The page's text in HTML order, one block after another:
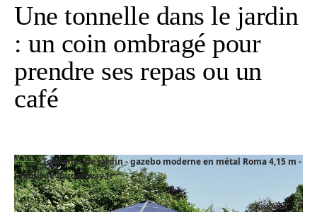
Une tonnelle dans le jardin
: un coin ombragé pour
prendre ses repas ou un
café
Tonnelles de jardin - gazebo moderne en métal Roma 4,15 m -
Phioto de gardenway.fr